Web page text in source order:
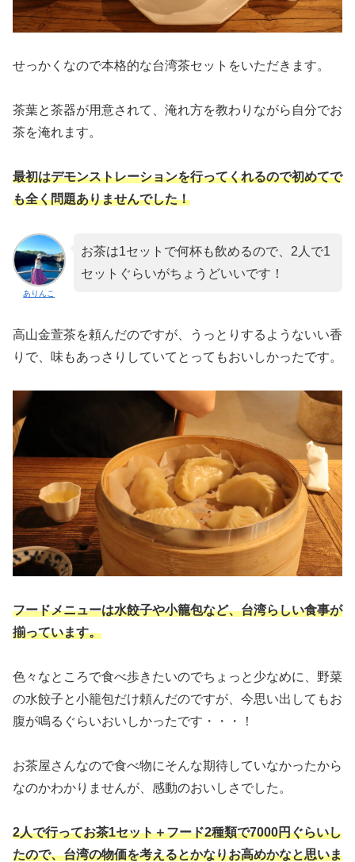
せっかくなので本格的な台湾茶セットをいただきます。
茶葉と茶器が用意されて、淹れ方を教わりながら自分でお
茶を淹れます。
最初はデモンストレーションを行ってくれるので初めてで
も全く問題ありませんでした！
ありんこ
お茶は1セットで何杯も飲めるので、2人で1
セットぐらいがちょうどいいです！
高山金萱茶を頼んだのですが、うっとりするようないい香
りで、味もあっさりしていてとってもおいしかったです。
フードメニューは水餃子や小籠包など、台湾らしい食事が
揃っています。
色々なところで食べ歩きたいのでちょっと少なめに、野菜
の水餃子と小籠包だけ頼んだのですが、今思い出してもお
腹が鳴るぐらいおいしかったです・・・！
お茶屋さんなので食べ物にそんな期待していなかったから
なのかわかりませんが、感動のおいしさでした。
2人で行ってお茶1セット＋フード2種類で7000円ぐらいし
たので、台湾の物価を考えるとかなりお高めかなと思いま